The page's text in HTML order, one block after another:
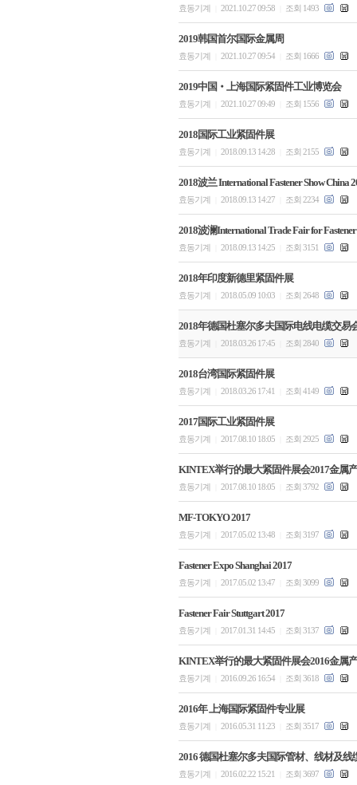
효동기계 2021.10.27 09:58 조회 1493
2019韩国首尔国际金属周
효동기계 2021.10.27 09:54 조회 1666
2019中国‧上海国际紧固件工业博览会
효동기계 2021.10.27 09:49 조회 1556
2018国际工业紧固件展
효동기계 2018.09.13 14:28 조회 2155
2018波兰 International Fastener Show China
효동기계 2018.09.13 14:27 조회 2234
2018波澜International Trade Fair for
효동기계 2018.09.13 14:25 조회 3151
2018年印度新德里紧固件展
효동기계 2018.05.09 10:03 조회 2648
2018年德国杜塞尔多夫国际电线电缆交易
효동기계 2018.03.26 17:45 조회 2840
2018台湾国际紧固件展
효동기계 2018.03.26 17:41 조회 4149
2017国际工业紧固件展
효동기계 2017.08.10 18:05 조회 2925
KINTEX举行的最大紧固件展会2017金属
효동기계 2017.08.10 18:05 조회 3792
MF-TOKYO 2017
효동기계 2017.05.02 13:48 조회 3197
Fastener Expo Shanghai 2017
효동기계 2017.05.02 13:47 조회 3099
Fastener Fair Stuttgart 2017
효동기계 2017.01.31 14:45 조회 3137
KINTEX举行的最大紧固件展会2016金属
효동기계 2016.09.26 16:54 조회 3618
2016年 上海国际紧固件专业展
효동기계 2016.05.31 11:23 조회 3517
2016 德国杜塞尔多夫国际管材、线材及线
효동기계 2016.02.22 15:21 조회 3697